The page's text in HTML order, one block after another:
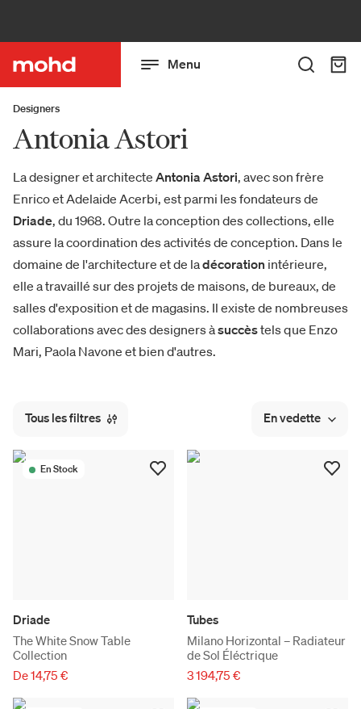
Menu
Designers
Antonia Astori
La designer et architecte AntoniaAstori, avec son frère
Enrico et Adelaide Acerbi, est parmi les fondateurs de
Driade, du 1968. Outre la conception des collections, elle
assure la coordination des activités de conception. Dans le
domaine de l'architecture et de ladécoration intérieure,
elle a travaillé sur des projets de maisons, de bureaux, de
salles d'exposition et de magasins. Il existe de nombreuses
collaborations avec des designers àsuccèstels que Enzo
Mari, Paola Navone et bien d'autres.
Tous les filtres En vedette
En Stock
Driade
The White Snow Table
Collection
De 14,75 €
Tubes
Milano Horizontal – Radiateur
de Sol Éléctrique
3 194,75 €